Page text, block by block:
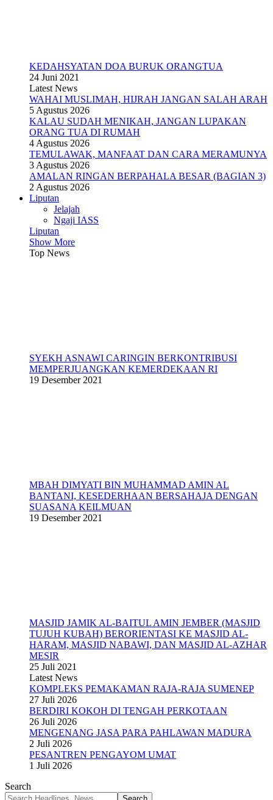
KEDAHSYATAN DOA BURUK ORANGTUA
24 Juni 2021
Latest News
WAHAI MUSLIMAH, HIJRAH JANGAN SALAH ARAH
5 Agustus 2026
KALAU SUDAH MENIKAH, JANGAN LUPAKAN
ORANG TUA DI RUMAH
4 Agustus 2026
TEMULAWAK, MANFAAT DAN CARA MERAMUNYA
3 Agustus 2026
AMALAN RINGAN BERPAHALA BESAR (BAGIAN 3)
2 Agustus 2026
Liputan
Jelajah
Ngaji IASS
Liputan
Show More
Top News
SYEKH ASNAWI CARINGIN BERKONTRIBUSI
MEMPERJUANGKAN KEMERDEKAAN RI
19 Desember 2021
MBAH DIMYATI BIN MUHAMMAD AMIN AL
BANTANI, KESEDERHAAN BERSAHAJA DENGAN
SUASANA KEILMUAN
19 Desember 2021
MASJID JAMIK AL-BAITUL AMIN JEMBER (MASJID
TUJUH KUBAH) BERORIENTASI KE MASJID AL-
HARAM, MASJID NABAWI, DAN MASJID AL-AZHAR
MESIR
25 Juli 2021
Latest News
KOMPLEKS PEMAKAMAN RAJA-RAJA SUMENEP
27 Juli 2026
BERDIRI KOKOH DI TENGAH PERKOTAAN
26 Juli 2026
MENGENANG JASA PARA PAHLAWAN MADURA
2 Juli 2026
PESANTREN PENGAYOM UMAT
1 Juli 2026
Search